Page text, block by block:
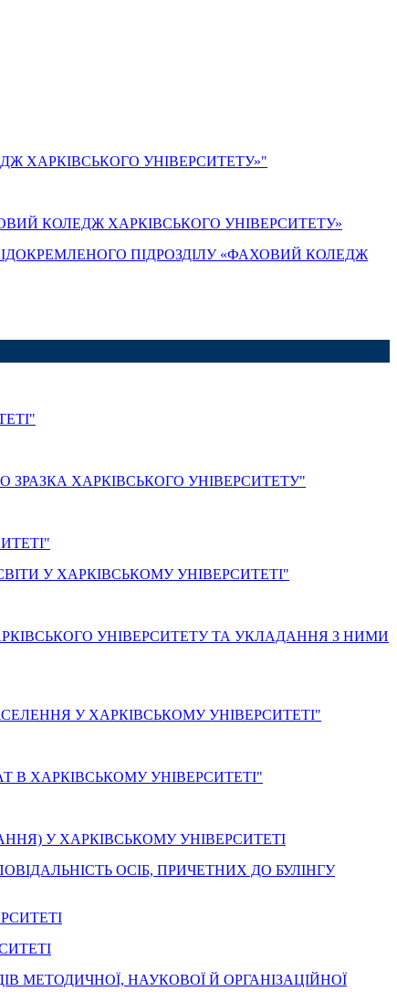
ХАРКІВСЬКОГО УНІВЕРСИТЕТУ»"
КОЛЕДЖ ХАРКІВСЬКОГО УНІВЕРСИТЕТУ»
ПІДРОЗДІЛУ «ФАХОВИЙ КОЛЕДЖ
ХАРКІВСЬКОГО УНІВЕРСИТЕТУ"
У ХАРКІВСЬКОМУ УНІВЕРСИТЕТІ"
УНІВЕРСИТЕТУ ТА УКЛАДАННЯ З НИМИ
У ХАРКІВСЬКОМУ УНІВЕРСИТЕТІ"
В ХАРКІВСЬКОМУ УНІВЕРСИТЕТІ"
У ХАРКІВСЬКОМУ УНІВЕРСИТЕТІ
ОСІБ, ПРИЧЕТНИХ ДО БУЛІНГУ
МЕТОДИЧНОЇ, НАУКОВОЇ Й ОРГАНІЗАЦІЙНОЇ